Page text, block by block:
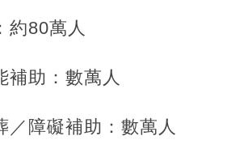
約80萬人
補助：數萬人
／障礙補助：數萬人